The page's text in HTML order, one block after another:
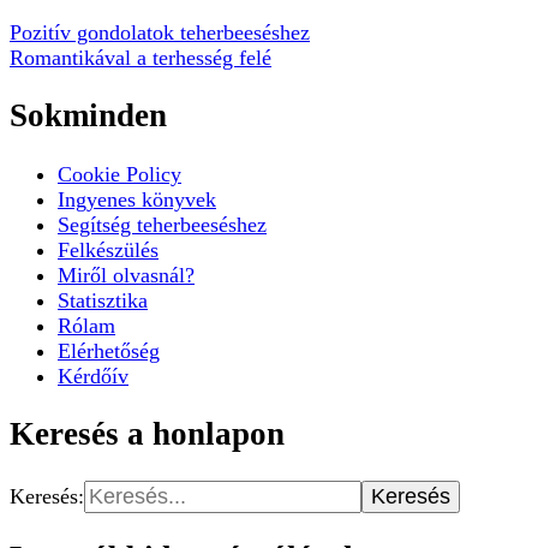
Pozitív gondolatok teherbeeséshez
Romantikával a terhesség felé
Sokminden
Cookie Policy
Ingyenes könyvek
Segítség teherbeeséshez
Felkészülés
Miről olvasnál?
Statisztika
Rólam
Elérhetőség
Kérdőív
Keresés a honlapon
Keresés: